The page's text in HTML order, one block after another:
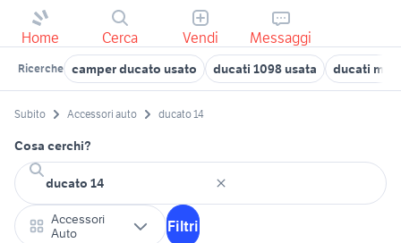
Home Cerca Vendi Messaggi
Ricerche camper ducato usato ducati 1098 usata ducati
Subito Accessori auto ducato 14
Cosa cerchi?
Accessori
Auto
Filtri